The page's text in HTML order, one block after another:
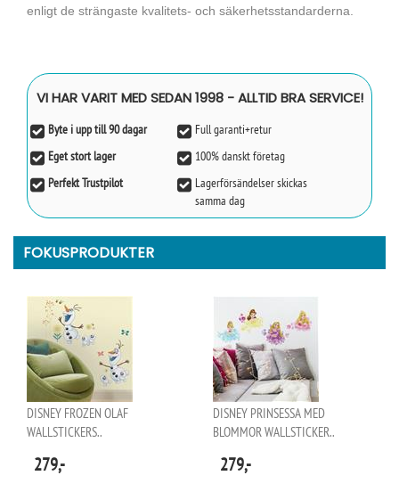
enligt de strängaste kvalitets- och säkerhetsstandarderna.
VI HAR VARIT MED SEDAN 1998 - ALLTID BRA SERVICE!
Byte i upp till 90 dagar
Full garanti+retur
Eget stort lager
100% danskt företag
Perfekt Trustpilot
Lagerförsändelser skickas
samma dag
FOKUSPRODUKTER
DISNEY FROZEN OLAF
WALLSTICKERS..
279,-
DISNEY PRINSESSA MED
BLOMMOR WALLSTICKER..
279,-